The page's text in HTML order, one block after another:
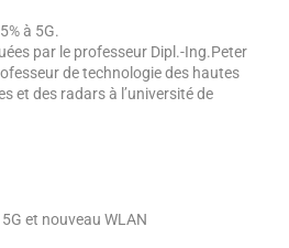
à 5G.
par le professeur Dipl.-Ing.Peter
de technologie des hautes
et des radars à l’université de
et nouveau WLAN